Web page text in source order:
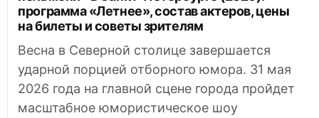
программа «Летнее», состав актеров, цены
на билеты и советы зрителям
Весна в Северной столице завершается
ударной порцией отборного юмора. 31 мая
2026 года на главной сцене города пройдет
масштабное юмористическое шоу